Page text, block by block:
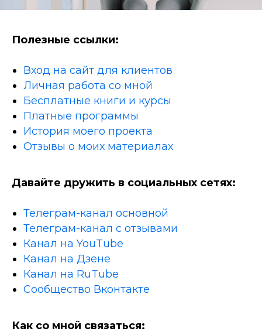
Полезные ссылки:
Вход на сайт для клиентов
Личная работа со мной
Бесплатные книги и курсы
Платные программы
История моего проекта
Отзывы о моих материалах
Давайте дружить в социальных сетях:
Телеграм-канал основной
Телеграм-канал с отзывами
Канал на YouTube
Канал на Дзене
Канал на RuTube
Сообщество Вконтакте
Как со мной связаться: